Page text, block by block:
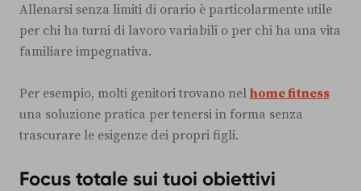
Allenarsi senza limiti di orario è particolarmente utile
per chi ha turni di lavoro variabili o per chi ha una vita
familiare impegnativa.
Per esempio, molti genitori trovano nel home fitness
una soluzione pratica per tenersi in forma senza
trascurare le esigenze dei propri figli.
Focus totale sui tuoi obiettivi